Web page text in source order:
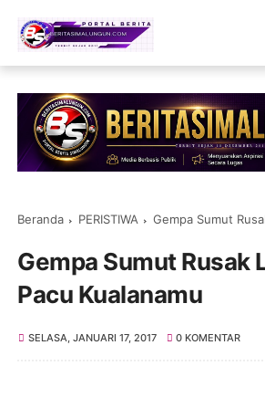
Beranda PERISTIWA Gempa Sumut Rusak
Gempa Sumut Rusak
Pacu Kualanamu
SELASA, JANUARI 17, 2017 0 KOMENTAR